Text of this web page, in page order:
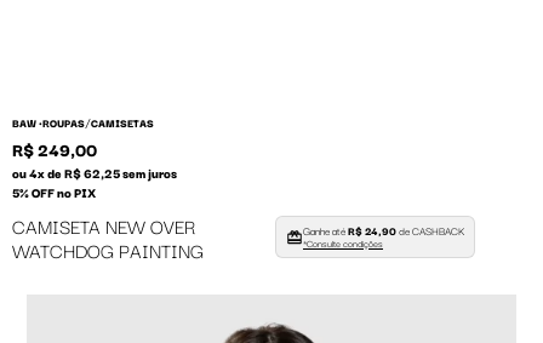
BAW •ROUPAS/CAMISETAS
R$ 249,00
ou 4x de R$ 62,25 sem juros
5% OFF no PIX
CAMISETA NEW OVER
WATCHDOG PAINTING
Ganhe atéR$ 24,90de CASHBACK
*Consulte condições